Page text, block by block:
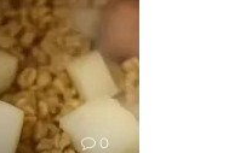
0